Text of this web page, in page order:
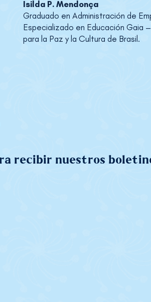
Isilda P. Mendonça
Graduado en Administración de
Especializado en Educación Gaia
para la Paz y la Cultura de Brasil.
recibir nuestros